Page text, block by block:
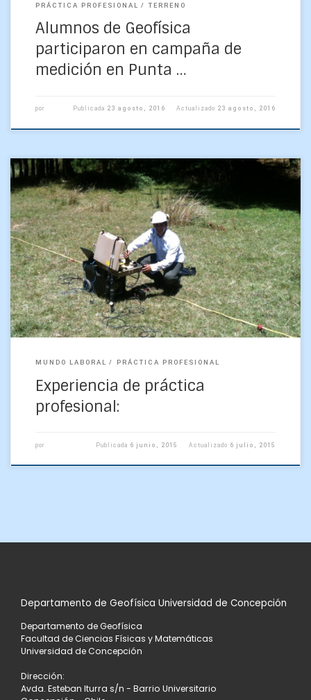
PRÁCTICA PROFESIONAL TERRENO
Alumnos de Geofísica
participaron en campaña de
medición en Punta …
por Publicada 23 agosto, 2016 Actualizado 23 agosto, 2016
“El interés en esta área nació en el curso de Introducción a la
Prospección” Romina Ulloa y Rodrigo Villegas son
estudiantes de noveno semestre de […]
MUNDO LABORAL PRÁCTICA PROFESIONAL
Experiencia de práctica
profesional:
por Publicada 6 junio, 2015 Actualizado 6 julio, 2015
Departamento de Geofísica Universidad de Concepción
Departamento de Geofísica
Facultad de Ciencias Físicas y Matemáticas
Universidad de Concepción
Dirección:
Avda. Esteban Iturra s/n - Barrio Universitario